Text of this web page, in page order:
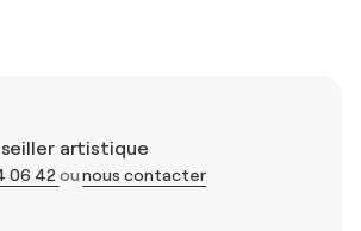
artistique
06 42 ounous contacter